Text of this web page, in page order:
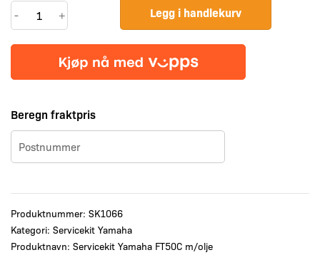
Servicekit
Yamaha
FT50C
- + Legg i handlekurv
Beregn fraktpris
Produktnummer: SK1066
Kategori: Servicekit Yamaha
Produktnavn: Servicekit Yamaha FT50C m/olje